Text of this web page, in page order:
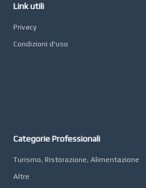
Azienda Agricola a
Digital marketing e Web
Link utili
Privacy
Condizioni d'uso
Categorie Professionali
Turismo, Ristorazione, Alimentazione
Altre